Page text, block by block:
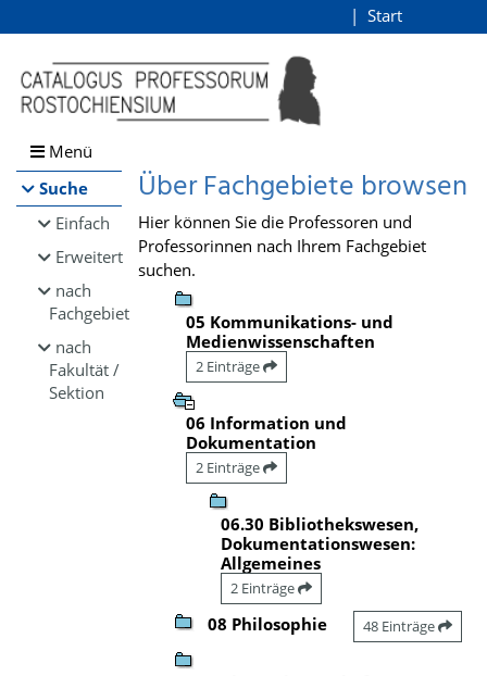
Browsen
direkt zum Inhalt
Start
Menü
Suche
Einfach
Erweitert
nach
Fachgebiet
nach
Fakultät /
Sektion
Über Fachgebiete browsen
Hier können Sie die Professoren und
Professorinnen nach Ihrem Fachgebiet
suchen.
05 Kommunikations- und
Medienwissenschaften
2 Einträge
06 Information und
Dokumentation
2 Einträge
06.30 Bibliothekswesen,
Dokumentationswesen:
Allgemeines
2 Einträge
08 Philosophie 48 Einträge